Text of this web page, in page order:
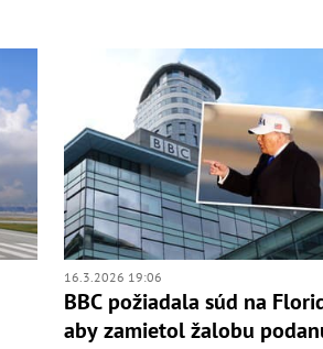
16.3.2026 19:06
BBC požiadala súd na
aby zamietol žalobu